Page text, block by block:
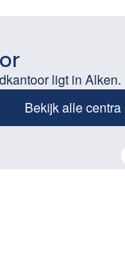
ligt in
Bekijk alle centra